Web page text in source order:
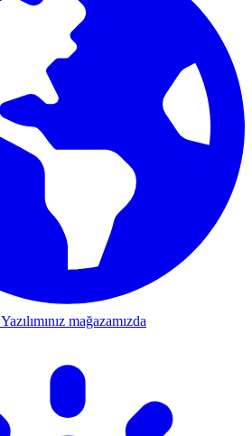
Yazılımınız mağazamızda